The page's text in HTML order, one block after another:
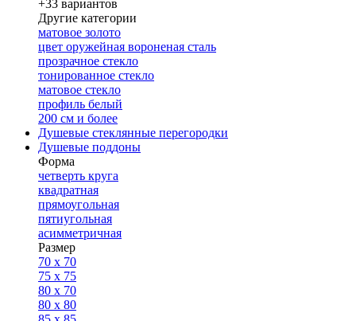
+33 вариантов
Другие категории
матовое золото
цвет оружейная вороненая сталь
прозрачное стекло
тонированное стекло
матовое стекло
профиль белый
200 см и более
Душевые стеклянные перегородки
Душевые поддоны
Форма
четверть круга
квадратная
прямоугольная
пятиугольная
асимметричная
Размер
70 x 70
75 x 75
80 x 70
80 x 80